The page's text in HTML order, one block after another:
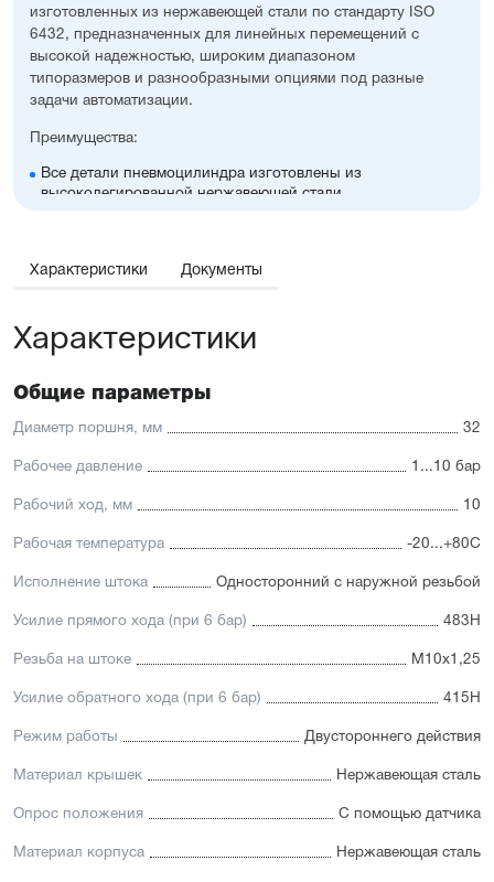
изготовленных из нержавеющей стали по стандарту ISO
6432, предназначенных для линейных перемещений с
высокой надежностью, широким диапазоном
типоразмеров и разнообразными опциями под разные
задачи автоматизации.
Преимущества:
Все детали пневмоцилиндра изготовлены из
высоколегированной нержавеющей стали
Диапазон диаметров поршня: 8....25 мм
Отличительные черты:
Имеется опрос положения и упругие элементы
демпфирования
Увеличенный срок службы благодаря
Подходит для использования в пищевой
Простой монтаж в ограниченном пространстве
Характеристики Документы
Характеристики
Общие параметры
Диаметр поршня, мм 32
Рабочее давление 1...10 бар
Рабочий ход, мм 10
Рабочая температура -20...+80С
Исполнение штока Односторонний с наружной резьбой
Усилие прямого хода (при 6 бар) 483Н
Резьба на штоке М10х1,25
Усилие обратного хода (при 6 бар) 415Н
Режим работы Двустороннего действия
Материал крышек Нержавеющая сталь
Опрос положения С помощью датчика
Материал корпуса Нержавеющая сталь